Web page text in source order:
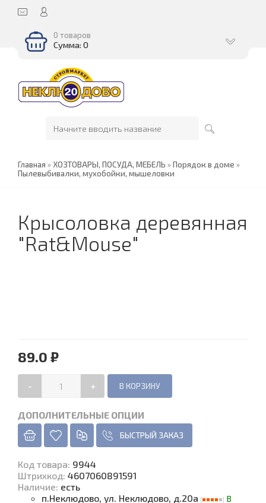
0 товаров
Сумма: 0
Главная » ХОЗТОВАРЫ, ПОСУДА, МЕБЕЛЬ »Порядок в доме »
Пылевыбивалки, мухобойки, мышеловки
Крысоловка деревянная
"Rat&Mouse"
89.0 ₽
- +
ДОПОЛНИТЕЛЬНЫЕ ОПЦИИ
БЫСТРЫЙ ЗАКАЗ
Код товара: 9944
Штрихкод: 4607060891591
Наличие: есть
п.Неклюдово, ул. Неклюдово, д.20а
В